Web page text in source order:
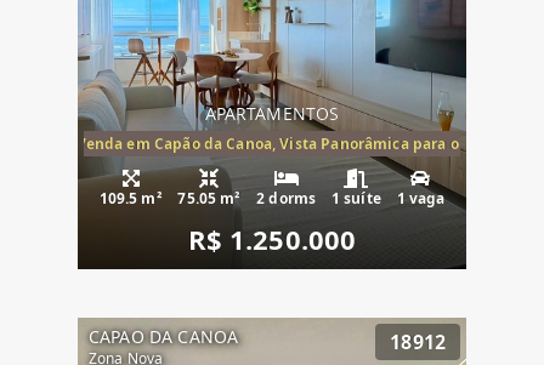
APARTAMENTOS
Mar à Venda em Capão da Canoa, Vista Panorâmica para o Mar, 2
109.5 m² 75.05 m² 2 dorms 1 suíte 1 vaga
R$ 1.250.000
CAPAO DA CANOA
Zona Nova
18912